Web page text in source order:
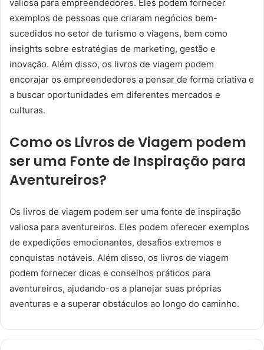
valiosa para empreendedores. Eles podem fornecer
exemplos de pessoas que criaram negócios bem-
sucedidos no setor de turismo e viagens, bem como
insights sobre estratégias de marketing, gestão e
inovação. Além disso, os livros de viagem podem
encorajar os empreendedores a pensar de forma criativa e
a buscar oportunidades em diferentes mercados e
culturas.
Como os Livros de Viagem podem
ser uma Fonte de Inspiração para
Aventureiros?
Os livros de viagem podem ser uma fonte de inspiração
valiosa para aventureiros. Eles podem oferecer exemplos
de expedições emocionantes, desafios extremos e
conquistas notáveis. Além disso, os livros de viagem
podem fornecer dicas e conselhos práticos para
aventureiros, ajudando-os a planejar suas próprias
aventuras e a superar obstáculos ao longo do caminho.